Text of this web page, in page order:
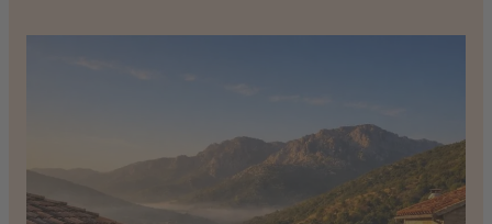
besten
Reisetipps